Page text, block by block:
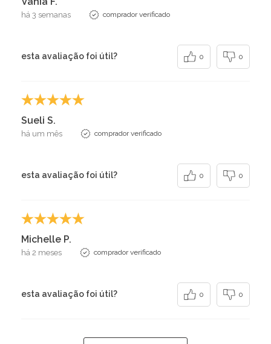
há 3 semanas comprador verificado
esta avaliação foi útil? 0 0
Sueli S.
há um mês comprador verificado
esta avaliação foi útil? 0 0
Michelle P.
há 2 meses comprador verificado
esta avaliação foi útil? 0 0